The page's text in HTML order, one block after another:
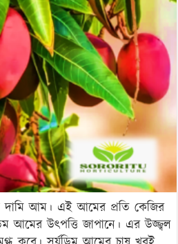
দামি আম। এই আমের প্রতি কেজির
আমের উৎপত্তি জাপানে। এর উজ্জ্বল